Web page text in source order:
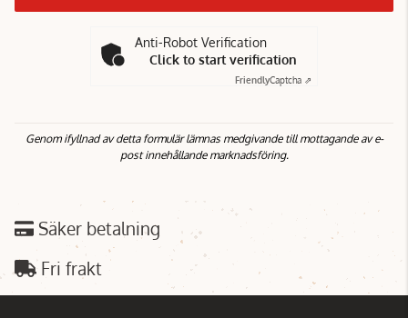
Anti-Robot Verification
Click to start verification
FriendlyCaptcha ⇗
Genom ifyllnad av detta formulär lämnas medgivande till mottagande av e-
post innehållande marknadsföring.
Säker betalning
Fri frakt